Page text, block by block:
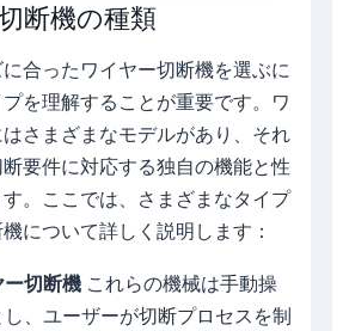
断機の種類
合ったワイヤー切断機を選ぶに
を理解することが重要です。ワ
さまざまなモデルがあり、それ
要件に対応する独自の機能と性
。ここでは、さまざまなタイプ
について詳しく説明します：
切断機これらの機械は手動操
、ユーザーが切断プロセスを制